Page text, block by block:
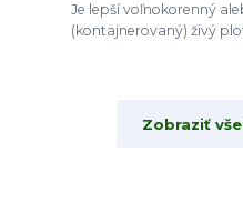
Je lepší voľnokorenný
(kontajnerovaný) živý
Zobraziť